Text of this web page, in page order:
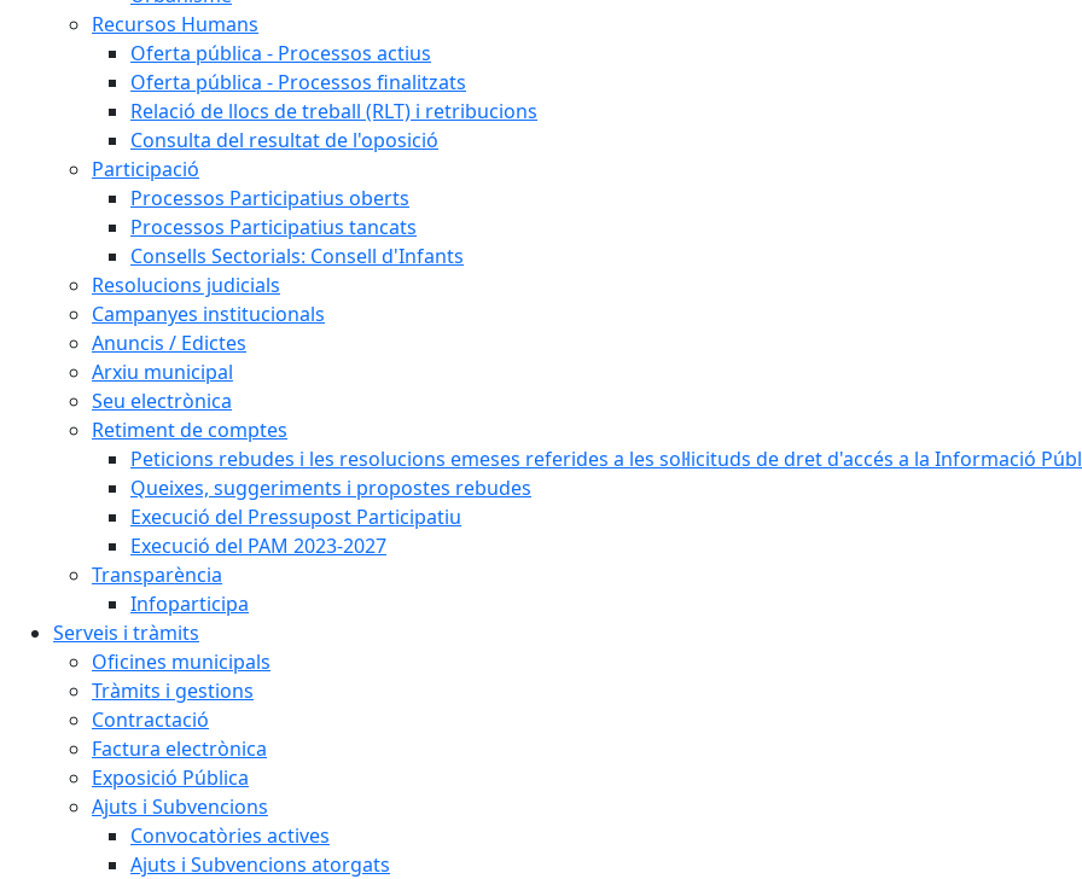
Recursos Humans
Oferta pública - Processos actius
Oferta pública - Processos finalitzats
Relació de llocs de treball (RLT) i retribucions
Consulta del resultat de l'oposició
Participació
Processos Participatius oberts
Processos Participatius tancats
Consells Sectorials: Consell d'Infants
Resolucions judicials
Campanyes institucionals
Anuncis / Edictes
Arxiu municipal
Seu electrònica
Retiment de comptes
Peticions rebudes i les resolucions emeses referides a les sol·licituds de dret d'accés a la Informació
Queixes, suggeriments i propostes rebudes
Execució del Pressupost Participatiu
Execució del PAM 2023-2027
Transparència
Infoparticipa
Serveis i tràmits
Oficines municipals
Tràmits i gestions
Contractació
Factura electrònica
Exposició Pública
Ajuts i Subvencions
Convocatòries actives
Ajuts i Subvencions atorgats